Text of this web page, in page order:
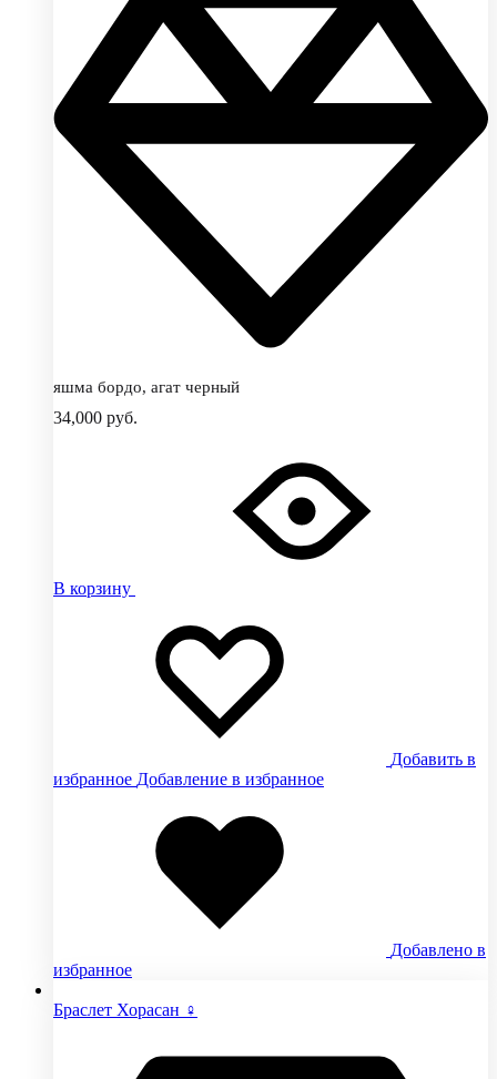
яшма бордо, агат черный
34,000 руб.
В корзину
Добавить в
избранное Добавление в избранное
Добавлено в
избранное
Браслет Хорасан ♀